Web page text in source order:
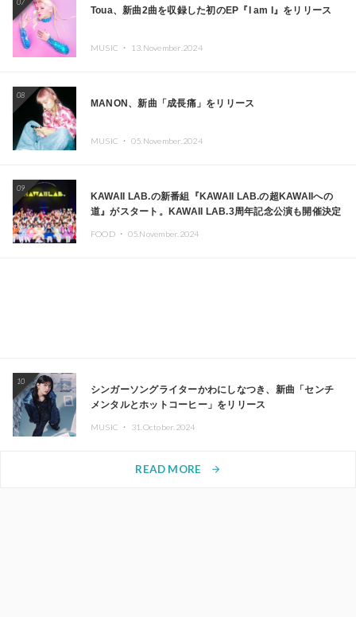
07
Toua、新曲2曲を収録した初のEP『I am I』をリリース
MUSIC ・ 13.November.2024
08
MANON、新曲「成長痛」をリリース
MUSIC ・ 05.November.2024
09
KAWAII LAB.の新番組『KAWAII LAB.の超KAWAIIへの
道』がスタート。KAWAII LAB.3周年記念公演も開催決定
FOOD ・ 05.November.2024
10
シンガーソングライターかわにしなつき、新曲「センチ
メンタルとホットコーヒー」をリリース
MUSIC ・ 31.October.2024
READ MORE arrow_forward